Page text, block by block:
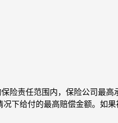
险责任范围内，保险公司最
下给付的最高赔偿金额。如